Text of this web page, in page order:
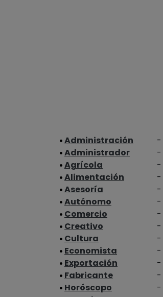
Administración
-
Administrador
-
Agrícola
-
Alimentación
-
Asesoría
-
Autónomo
-
Comercio
-
Creativo
-
Cultura
-
Economista
-
Exportación
-
Fabricante
-
Horóscopo
-